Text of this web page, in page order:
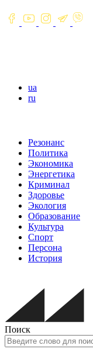
ua
ru
Резонанс
Политика
Экономика
Энергетика
Криминал
Здоровье
Экология
Образование
Культура
Спорт
Персона
История
Поиск